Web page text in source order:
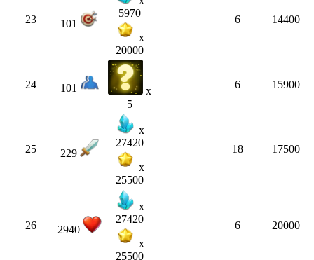
23 101
5970
x
20000
6 14400
24 101
x
5
6 15900
25 229
x
27420
x
25500
18 17500
26 2940
x
27420
x
25500
6 20000